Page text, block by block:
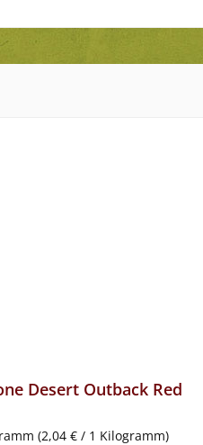
Desert Outback Red
(2,04 € / 1 Kilogramm)